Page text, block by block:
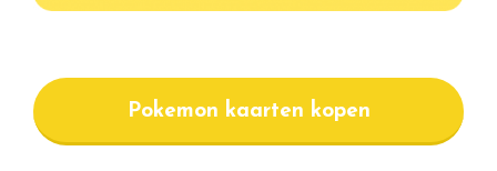
Pokemon kaarten kopen